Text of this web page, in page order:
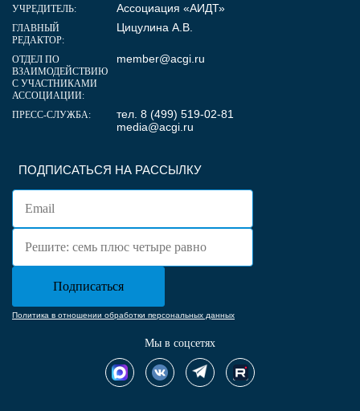
ПОДПИСАТЬСЯ НА РАССЫЛКУ
Политика в отношении обработки персональных данных
Мы в соцсетях
УЧРЕДИТЕЛЬ: Ассоциация «АИДТ»
ГЛАВНЫЙ
РЕДАКТОР:
Цицулина А.В.
ОТДЕЛ ПО
ВЗАИМОДЕЙСТВИЮ
С УЧАСТНИКАМИ
АССОЦИАЦИИ:
member@acgi.ru
ПРЕСС-СЛУЖБА:
тел. 8 (499) 519-02-81
media@acgi.ru